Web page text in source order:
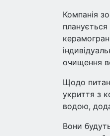
Компанія
очищення
Щодо
укриття з
водою,
Вони